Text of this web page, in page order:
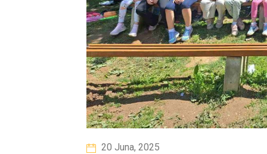
20 Juna, 2025